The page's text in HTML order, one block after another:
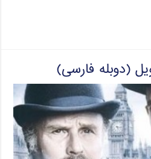
(دوبله فارسی)